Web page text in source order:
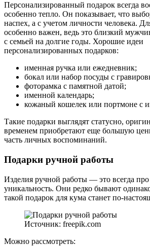
Персонализированный подарок всегда
особенно тепло. Он показывает, что
наспех, а с учетом личности человека.
особенно важен, ведь это близкий
с семьей на долгие годы. Хорошие идеи
персонализированных подарков:
именная ручка или ежедневник;
бокал или набор посуды с
фоторамка с памятной датой;
именной календарь;
кожаный кошелек или портмоне с
Такие подарки выглядят статусно,
временем приобретают еще большую
часть личных воспоминаний.
Подарки ручной работы
Изделия ручной работы — это всегда
уникальность. Они редко бывают
такой подарок для кума станет по-
Источник: freepik.com
Можно рассмотреть: